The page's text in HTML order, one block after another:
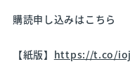
購読申し込みはこちら
【紙版】 https://t.co/